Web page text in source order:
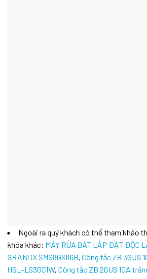
Ngoài ra quý khách có thể tham khảo
khóa khác: MÁY RỬA BÁT LẮP ĐẶT ĐỘC
GRANDX SMS8GX86B, Công tắc ZB 3GUS
HSL-LS3G01W, Công tắc ZB 2GUS 10A